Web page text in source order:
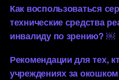
Как воспользоваться
технические средства
инвалиду по зрению? ￼
Рекомендации для тех,
учреждениях за окошком